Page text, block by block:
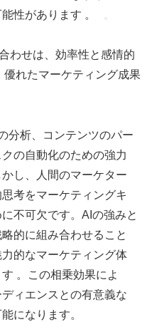
性があります 。
わせは、効率性と感情的
れたマーケティング成果
分析、コンテンツのパー
の自動化のための強力
し、人間のマーケター
考をマーケティングキ
不可欠です。AIの強みと
的に組み合わせること
的なマーケティング体
。この相乗効果によ
ィエンスとの有意義な
になります。